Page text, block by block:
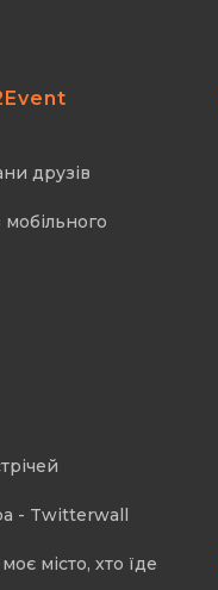
друзів
мобільного
- Twitterwall
місто, хто їде